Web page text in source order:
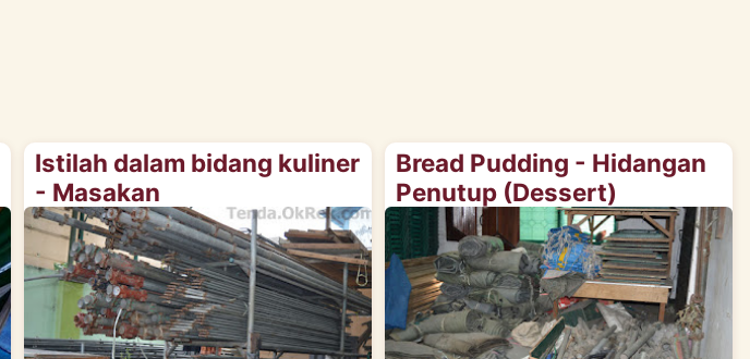
Istilah dalam bidang kuliner
- Masakan
Bread Pudding - Hidangan
Penutup (Dessert)